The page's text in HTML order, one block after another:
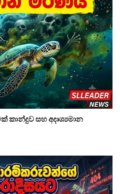
කාන්දුව සහ අදෘශ්‍යමාන